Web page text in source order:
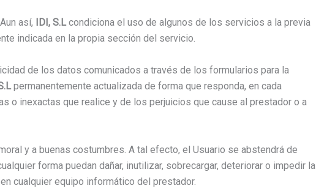
así,
IDI, S.Lcondiciona el uso de algunos de los servicios a la previa
indicada en la propia sección del servicio.
de los datos comunicados a través de los formularios para la
permanentemente actualizada de forma que responda, en cada
o inexactas que realice y de los perjuicios que cause al prestador o a
y a buenas costumbres. A tal efecto, el Usuario se abstendrá de
forma puedan dañar, inutilizar, sobrecargar, deteriorar o impedir la
cualquier equipo informático del prestador.